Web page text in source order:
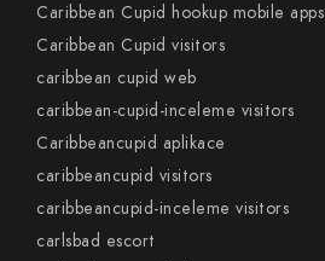
Caribbean Cupid hookup mobile apps
Caribbean Cupid visitors
caribbean cupid web
caribbean-cupid-inceleme visitors
Caribbeancupid aplikace
caribbeancupid visitors
caribbeancupid-inceleme visitors
carlsbad escort